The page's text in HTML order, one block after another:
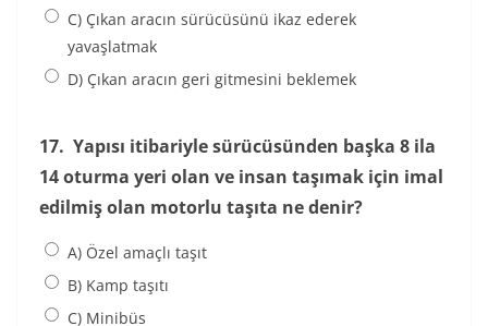
C) Çıkan aracın sürücüsünü ikaz ederek
yavaşlatmak
D) Çıkan aracın geri gitmesini beklemek
17. Yapısı itibariyle sürücüsünden başka 8 ila
14 oturma yeri olan ve insan taşımak için imal
edilmiş olan motorlu taşıta ne denir?
A) Özel amaçlı taşıt
B) Kamp taşıtı
C) Minibüs